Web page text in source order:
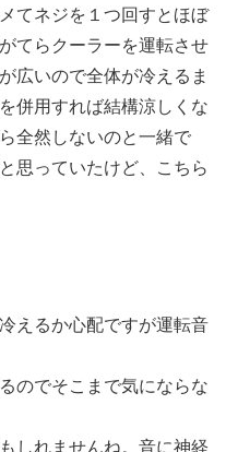
てネジを１つ回すとほぼ
てらクーラーを運転させ
広いので全体が冷えるま
併用すれば結構涼しくな
全然しないのと一緒で
思っていたけど、こちら
えるか心配ですが運転音
のでそこまで気にならな
しれませんね。音に神経